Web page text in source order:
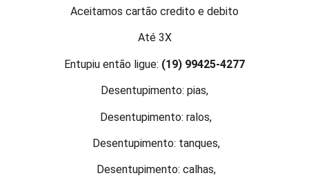
Aceitamos cartão credito e debito
Até 3X
Entupiu então ligue: (19) 99425-4277
Desentupimento: pias,
Desentupimento: ralos,
Desentupimento: tanques,
Desentupimento: calhas,